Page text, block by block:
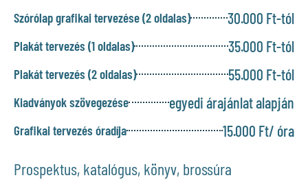
Szórólap grafikai tervezése (2 oldalas) 30.000 Ft-tól
Plakát tervezés (1 oldalas) 35.000 Ft-tól
Plakát tervezés (2 oldalas) 55.000 Ft-tól
Kiadványok szövegezése egyedi árajánlat alapján
Grafikai tervezés óradíja 15.000 Ft/ óra
Prospektus, katalógus, könyv, brossúra